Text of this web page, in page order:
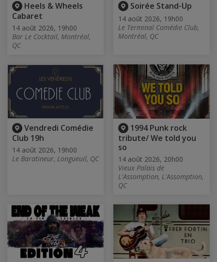
Heels & Wheels
Cabaret
14 août 2026, 19h00
Bar Le Cocktail, Montréal,
QC
Soirée Stand-Up
14 août 2026, 19h00
Le Terminal Comédie Club,
Montréal, QC
Vendredi Comédie
Club 19h
14 août 2026, 19h00
Le Baratineur, Longueuil, QC
1994 Punk rock
tribute/ We told you
so
14 août 2026, 20h00
Vieux Palais de
L'Assomption, L'Assomption,
QC